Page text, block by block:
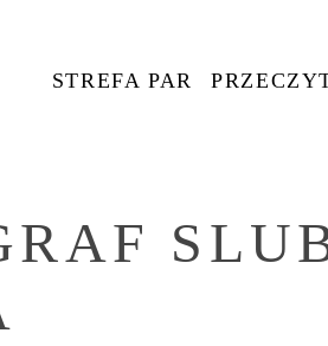
STREFA PAR